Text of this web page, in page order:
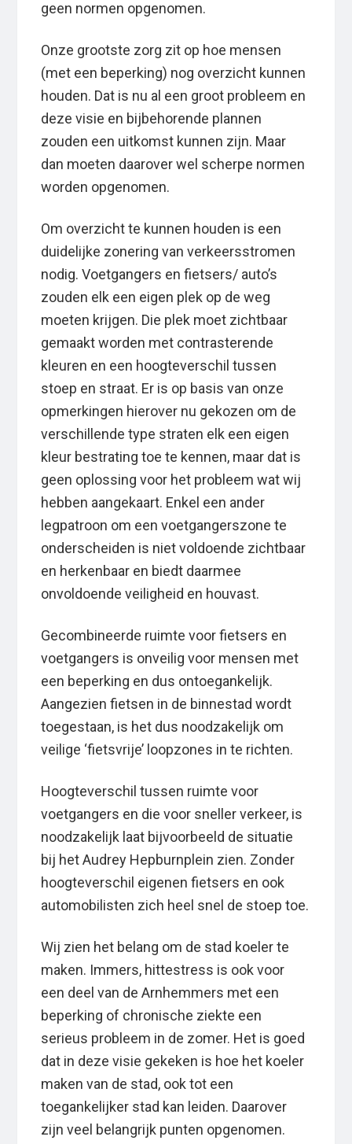
geen normen opgenomen.
Onze grootste zorg zit op hoe mensen
(met een beperking) nog overzicht kunnen
houden. Dat is nu al een groot probleem en
deze visie en bijbehorende plannen
zouden een uitkomst kunnen zijn. Maar
dan moeten daarover wel scherpe normen
worden opgenomen.
Om overzicht te kunnen houden is een
duidelijke zonering van verkeersstromen
nodig. Voetgangers en fietsers/ auto’s
zouden elk een eigen plek op de weg
moeten krijgen. Die plek moet zichtbaar
gemaakt worden met contrasterende
kleuren en een hoogteverschil tussen
stoep en straat. Er is op basis van onze
opmerkingen hierover nu gekozen om de
verschillende type straten elk een eigen
kleur bestrating toe te kennen, maar dat is
geen oplossing voor het probleem wat wij
hebben aangekaart. Enkel een ander
legpatroon om een voetgangerszone te
onderscheiden is niet voldoende zichtbaar
en herkenbaar en biedt daarmee
onvoldoende veiligheid en houvast.
Gecombineerde ruimte voor fietsers en
voetgangers is onveilig voor mensen met
een beperking en dus ontoegankelijk.
Aangezien fietsen in de binnestad wordt
toegestaan, is het dus noodzakelijk om
veilige ‘fietsvrije’ loopzones in te richten.
Hoogteverschil tussen ruimte voor
voetgangers en die voor sneller verkeer, is
noodzakelijk laat bijvoorbeeld de situatie
bij het Audrey Hepburnplein zien. Zonder
hoogteverschil eigenen fietsers en ook
automobilisten zich heel snel de stoep toe.
Wij zien het belang om de stad koeler te
maken. Immers, hittestress is ook voor
een deel van de Arnhemmers met een
beperking of chronische ziekte een
serieus probleem in de zomer. Het is goed
dat in deze visie gekeken is hoe het koeler
maken van de stad, ook tot een
toegankelijker stad kan leiden. Daarover
zijn veel belangrijk punten opgenomen.